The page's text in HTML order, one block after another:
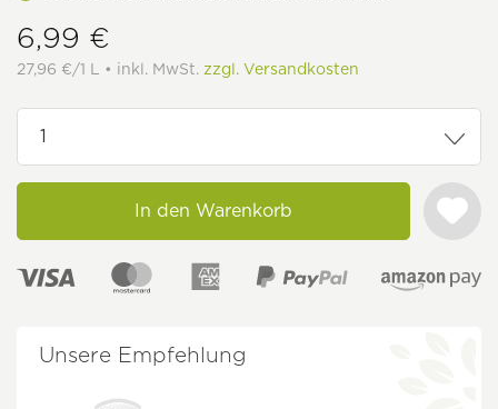
6,99 €
27,96 €/1 L • inkl. MwSt. zzgl. Versandkosten
In den Warenkorb
Unsere Empfehlung